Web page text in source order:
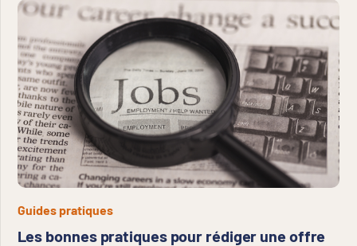
Guides pratiques
Les bonnes pratiques pour rédiger une offre